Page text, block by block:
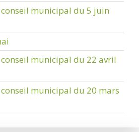
municipal du 5 juin
municipal du 22 avril
municipal du 20 mars